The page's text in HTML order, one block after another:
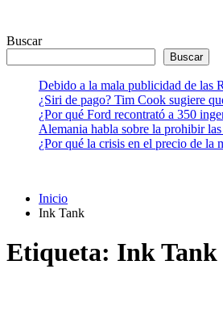
Buscar
Buscar
Debido a la mala publicidad de las
¿Siri de pago? Tim Cook sugiere
¿Por qué Ford recontrató a 350
Alemania habla sobre la prohibir
¿Por qué la crisis en el precio de la
Inicio
Ink Tank
Etiqueta: Ink Tank